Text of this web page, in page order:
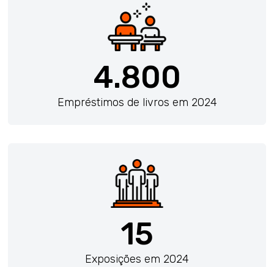
4.800
Empréstimos de livros em 2024
15
Exposições em 2024